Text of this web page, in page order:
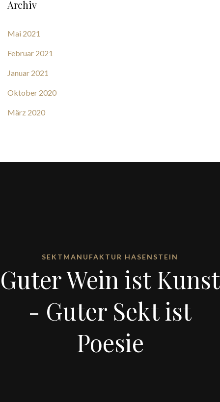
Archiv
Mai 2021
Februar 2021
Januar 2021
Oktober 2020
März 2020
SEKTMANUFAKTUR HASENSTEIN
Guter Wein ist Kunst
- Guter Sekt ist
Poesie